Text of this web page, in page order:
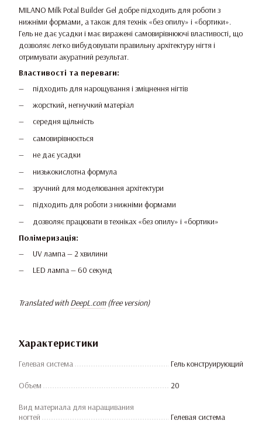
MILANO Milk Potal Builder Gel добре підходить для роботи з
нижніми формами, а також для технік «без опилу» і «бортики».
Гель не дає усадки і має виражені самовирівнюючі властивості, що
дозволяє легко вибудовувати правильну архітектуру нігтя і
отримувати акуратний результат.
Властивості та переваги:
підходить для нарощування і зміцнення нігтів
жорсткий, негнучкий матеріал
середня щільність
самовирівнюється
не дає усадки
низькокислотна формула
зручний для моделювання архітектури
підходить для роботи з нижніми формами
дозволяє працювати в техніках «без опилу» і «бортики»
Полімеризація:
UV лампа — 2 хвилини
LED лампа — 60 секунд
Translated withDeepL.com(free version)
Характеристики
Гелевая система Гель конструирующий
Объем 20
Вид материала для наращивания
ногтей
Гелевая система